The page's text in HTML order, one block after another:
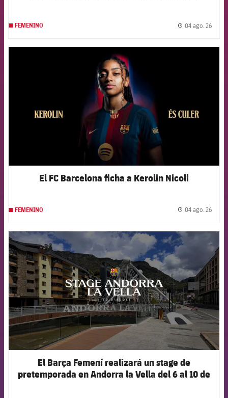
FEMENINO 04 ago. 26
El FC Barcelona ficha a Kerolin Nicoli
FEMENINO 04 ago. 26
FCB Barcelona badge
El Barça Femení realizará un stage de
pretemporada en Andorra la Vella del 6 al 10 de